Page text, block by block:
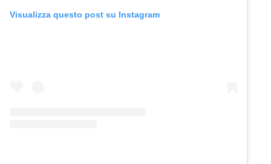
Visualizza questo post su Instagram